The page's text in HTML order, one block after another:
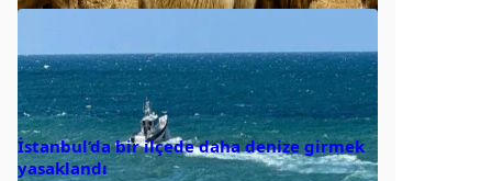
İstanbul’da bir ilçede daha denize girmek
yasaklandı